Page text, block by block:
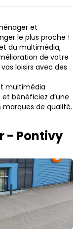
et
le plus proche !
du multimédia,
de votre
loisirs avec des
multimédia
bénéficiez d’une
marques de qualité.
- Pontivy